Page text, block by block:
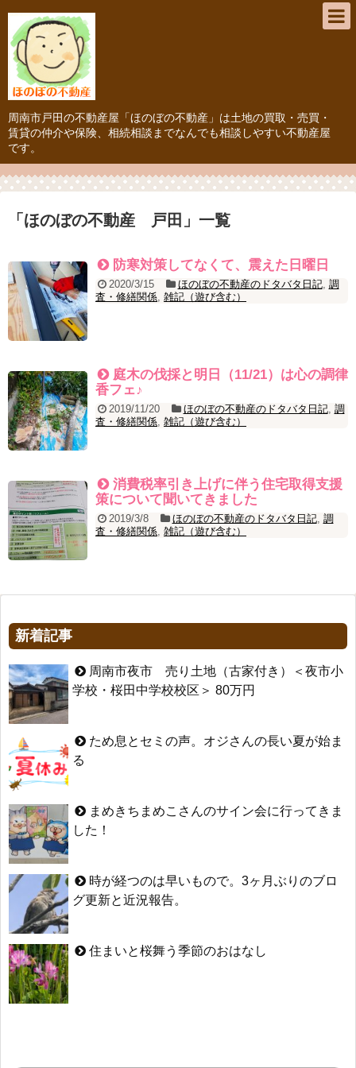
周南市戸田の不動産屋「ほのぼの不動産」は土地の買取・売買・
賃貸の仲介や保険、相続相談までなんでも相談しやすい不動産屋
です。
「 ほのぼの不動産 戸田 」 一覧
防寒対策してなくて、震えた日曜日
2020/3/15 ほのぼの不動産のドタバタ日記, 調
査・修繕関係 雑記（遊び含む）
庭木の伐採と明日（11/21）は心の調律
香フェ♪
2019/11/20 ほのぼの不動産のドタバタ日記, 調
査・修繕関係 雑記（遊び含む）
消費税率引き上げに伴う住宅取得支援
策について聞いてきました
2019/3/8 ほのぼの不動産のドタバタ日記, 調
査・修繕関係 雑記（遊び含む）
新着記事
周南市夜市 売り土地（古家付き）＜夜市小
学校・桜田中学校校区＞ 80万円
ため息とセミの声。オジさんの長い夏が始ま
る
まめきちまめこさんのサイン会に行ってきま
した！
時が経つのは早いもので。3ヶ月ぶりのブロ
グ更新と近況報告。
住まいと桜舞う季節のおはなし